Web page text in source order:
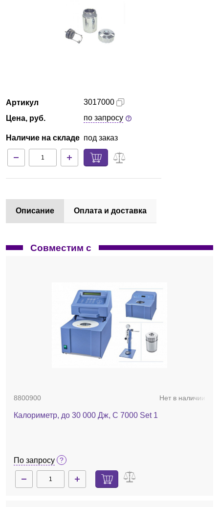
Производители
Партнеры
Технический сервис
Контакты
Артикул
Цена, руб.
Наличие на складе
3017000
по запросу
под заказ
Описание Оплата и доставка
Совместим с
8800900 Нет в наличии
Калориметр, до 30 000 Дж, C 7000 Set 1
По запросу